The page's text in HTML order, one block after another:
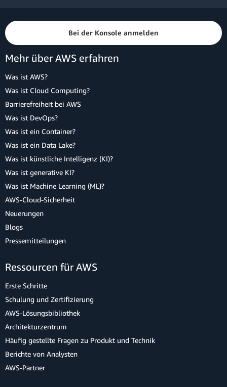
Bei der Konsole anmelden
Mehr über AWS erfahren
Was ist AWS?
Was ist Cloud Computing?
Barrierefreiheit bei AWS
Was ist DevOps?
Was ist ein Container?
Was ist ein Data Lake?
Was ist künstliche Intelligenz (KI)?
Was ist generative KI?
Was ist Machine Learning (ML)?
AWS-Cloud-Sicherheit
Neuerungen
Blogs
Pressemitteilungen
Ressourcen für AWS
Erste Schritte
Schulung und Zertifizierung
AWS-Lösungsbibliothek
Architekturzentrum
Häufig gestellte Fragen zu Produkt und Technik
Berichte von Analysten
AWS-Partner